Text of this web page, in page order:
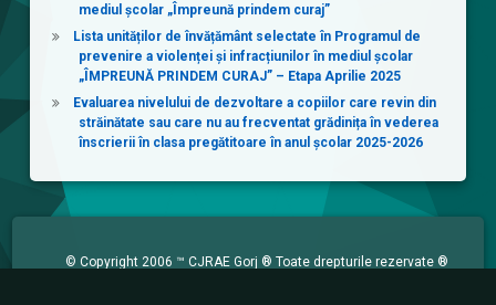
mediul școlar „Împreună prindem curaj”
Lista unităților de învățământ selectate în Programul de
prevenire a violenței și infracțiunilor în mediul școlar
„ÎMPREUNĂ PRINDEM CURAJ” – Etapa Aprilie 2025
Evaluarea nivelului de dezvoltare a copiilor care revin din
străinătate sau care nu au frecventat grădinița în vederea
înscrierii în clasa pregătitoare în anul școlar 2025-2026
© Copyright 2006 ™ CJRAE Gorj ® Toate drepturile rezervate ®